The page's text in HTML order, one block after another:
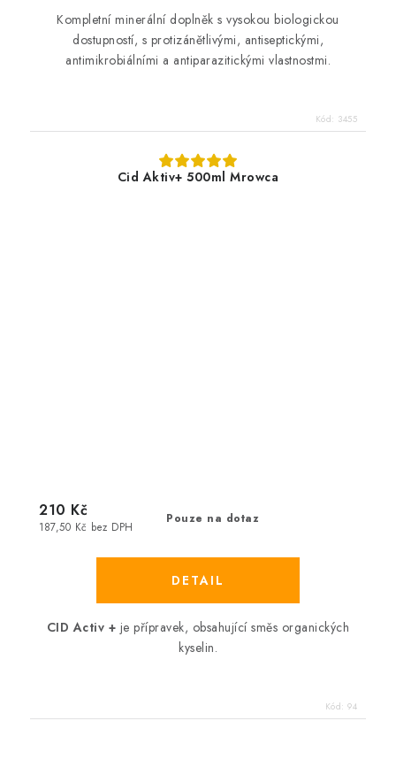
Kompletní minerální doplněk s vysokou biologickou
dostupností, s protizánětlivými, antiseptickými,
antimikrobiálními a antiparazitickými vlastnostmi.
Kód: 3455
Cid Aktiv+ 500ml Mrowca
Pouze na dotaz
187,50 Kč bez DPH
210 Kč
CID Activ + je přípravek, obsahující směs organických
kyselin.
Kód: 94